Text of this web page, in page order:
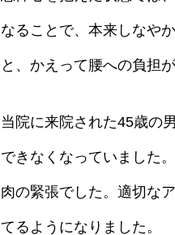
なることで、本来しなや
と、かえって腰への負担
当院に来院された45歳の
できなくなっていました
肉の緊張でした。適切な
てるようになりました。